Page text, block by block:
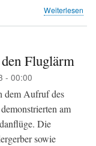
Weiterlesen
Fluglärm
- 00:00
dem Aufruf des
am
Die
sowie